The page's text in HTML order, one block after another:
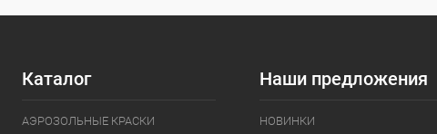
Каталог
АЭРОЗОЛЬНЫЕ КРАСКИ
Наши предложения
НОВИНКИ